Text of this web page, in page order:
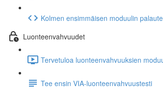
Kolmen ensimmäisen moduulin
Luonteenvahvuudet
Tervetuloa luonteenvahvuuksien
Tee ensin VIA-luonteenvahvuustesti